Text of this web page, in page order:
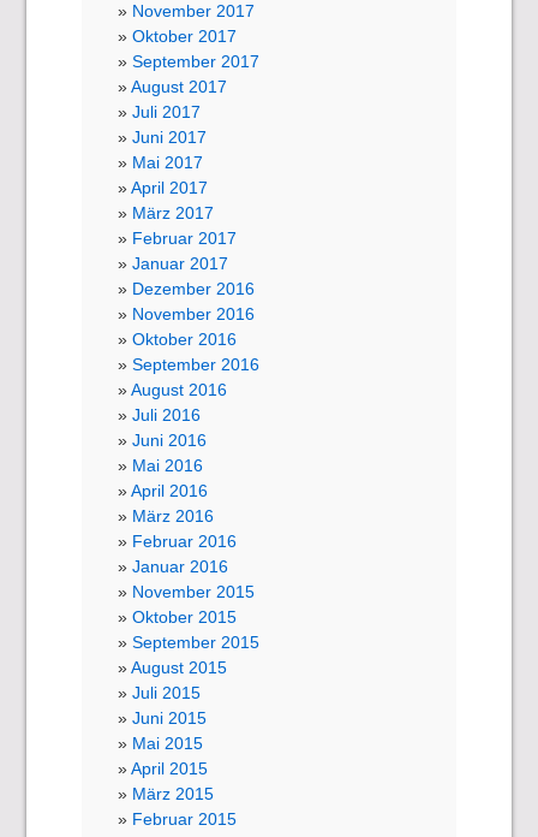
November 2017
Oktober 2017
September 2017
August 2017
Juli 2017
Juni 2017
Mai 2017
April 2017
März 2017
Februar 2017
Januar 2017
Dezember 2016
November 2016
Oktober 2016
September 2016
August 2016
Juli 2016
Juni 2016
Mai 2016
April 2016
März 2016
Februar 2016
Januar 2016
November 2015
Oktober 2015
September 2015
August 2015
Juli 2015
Juni 2015
Mai 2015
April 2015
März 2015
Februar 2015